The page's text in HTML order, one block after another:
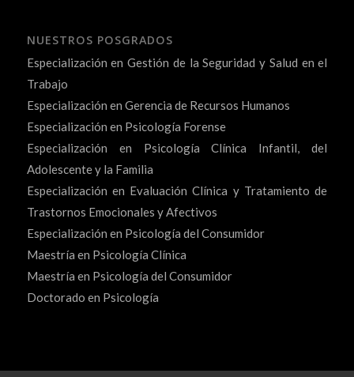
NUESTROS POSGRADOS
Especialización en Gestión de la Seguridad y Salud en el
Trabajo
Especialización en Gerencia de Recursos Humanos
Especialización en Psicología Forense
Especialización en Psicología Clínica Infantil, del
Adolescente y la Familia
Especialización en Evaluación Clínica y Tratamiento de
Trastornos Emocionales y Afectivos
Especialización en Psicología del Consumidor
Maestría en Psicología Clínica
Maestría en Psicología del Consumidor
Doctorado en Psicología